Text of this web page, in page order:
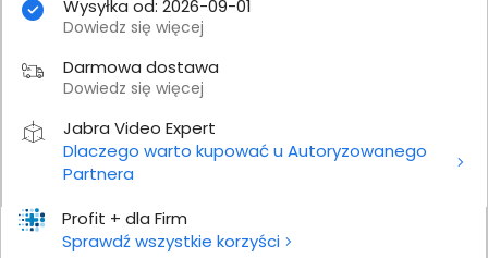
Profit + dla Firm
Sprawdź wszystkie korzyści
Wysyłka od: 2026-09-01
Dowiedz się więcej
Darmowa dostawa
Dowiedz się więcej
Jabra Video Expert
Dlaczego warto kupować u Autoryzowanego
Partnera